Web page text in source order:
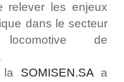
relever les enjeux
dans le secteur
de
la SOMISEN.SAa